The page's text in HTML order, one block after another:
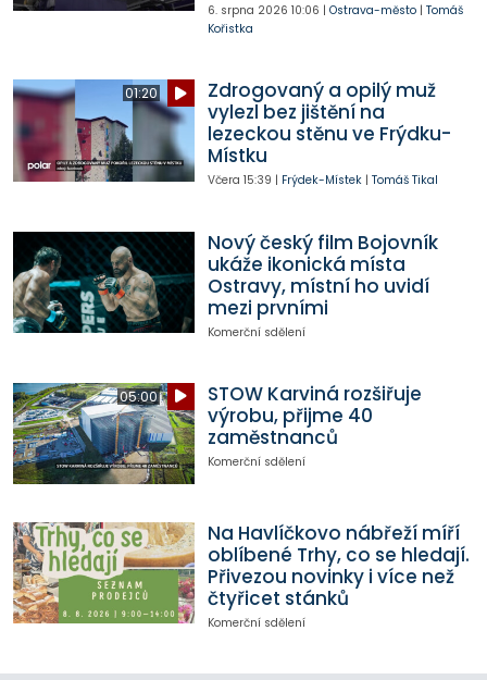
6. srpna 2026 10:06 | Ostrava-město| Tomáš
Kořistka
01:20
Zdrogovaný a opilý muž
vylezl bez jištění na
lezeckou stěnu ve Frýdku-
Místku
Včera 15:39 | Frýdek-Místek| Tomáš Tikal
Nový český film Bojovník
ukáže ikonická místa
Ostravy, místní ho uvidí
mezi prvními
Komerční sdělení
05:00
STOW Karviná rozšiřuje
výrobu, přijme 40
zaměstnanců
Komerční sdělení
Na Havlíčkovo nábřeží míří
oblíbené Trhy, co se hledají.
Přivezou novinky i více než
čtyřicet stánků
Komerční sdělení